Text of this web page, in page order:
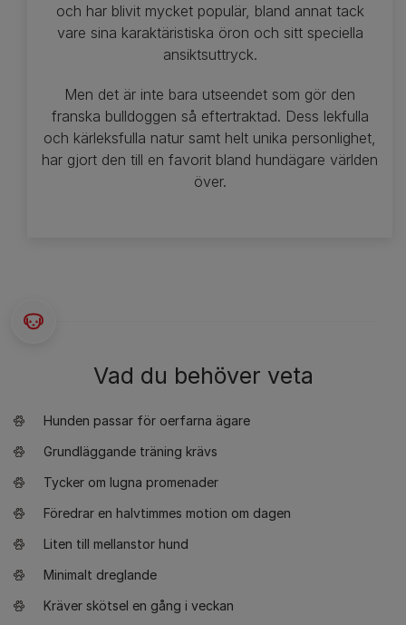
och har blivit mycket populär, bland annat tack
vare sina karaktäristiska öron och sitt speciella
ansiktsuttryck.
Men det är inte bara utseendet som gör den
franska bulldoggen så eftertraktad. Dess lekfulla
och kärleksfulla natur samt helt unika personlighet,
har gjort den till en favorit bland hundägare världen
över.
Vad du behöver veta
Hunden passar för oerfarna ägare
Grundläggande träning krävs
Tycker om lugna promenader
Föredrar en halvtimmes motion om dagen
Liten till mellanstor hund
Minimalt dreglande
Kräver skötsel en gång i veckan